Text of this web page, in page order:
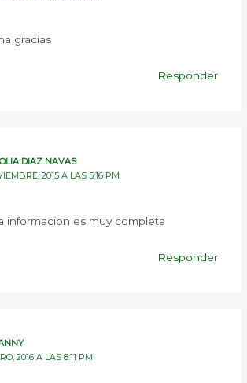
gracias
Responder
DIAZ NAVAS
2015 A LAS 5:16 PM
informacion es muy completa
Responder
2016 A LAS 8:11 PM